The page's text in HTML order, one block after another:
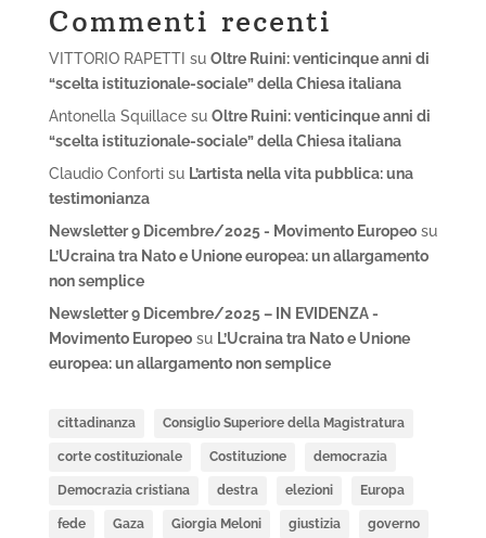
Commenti recenti
VITTORIO RAPETTI su Oltre Ruini: venticinque anni di
“scelta istituzionale-sociale” della Chiesa italiana
Antonella Squillacesu Oltre Ruini: venticinque anni di
“scelta istituzionale-sociale” della Chiesa italiana
Claudio Confortisu L’artista nella vita pubblica: una
testimonianza
Newsletter 9 Dicembre/2025 - Movimento Europeosu
L’Ucraina tra Nato e Unione europea: un allargamento
non semplice
Newsletter 9 Dicembre/2025 – IN EVIDENZA -
Movimento Europeosu L’Ucraina tra Nato e Unione
europea: un allargamento non semplice
cittadinanza Consiglio Superiore della Magistratura
corte costituzionale Costituzione democrazia
Democrazia cristiana destra elezioni Europa
fede Gaza Giorgia Meloni giustizia governo